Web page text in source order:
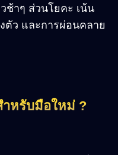
ช้าๆ ส่วนโยคะ เน้น
ตัว และการผ่อนคลาย
หรับมือใหม่ ?